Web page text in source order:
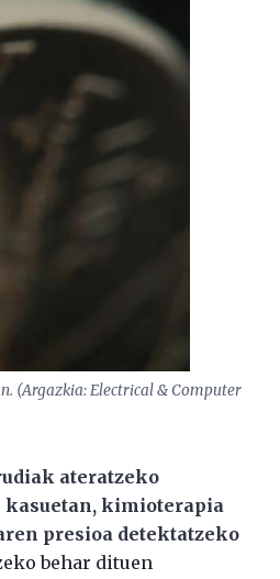
(Argazkia: Electrical & Computer
ateratzeko
kimioterapia
presioa detektatzeko
behar dituen